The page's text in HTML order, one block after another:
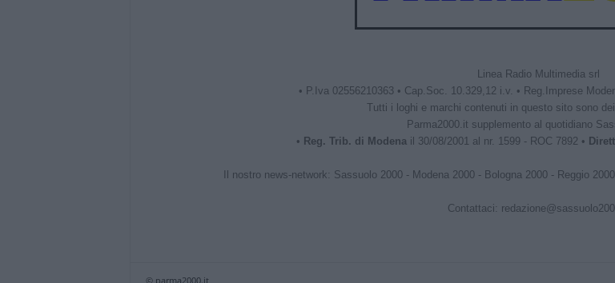
Linea Radio Multimedia srl
• P.Iva 02556210363 • Cap.Soc. 10.329,12 i.v. • Reg.Imprese
Tutti i loghi e marchi contenuti in questo sito sono
Parma2000.it supplemento al quotidiano
• Reg. Trib. di Modenail 30/08/2001 al nr. 1599 - ROC 7892 •
Il nostro news-network: Sassuolo 2000 - Modena 2000 - Bologna 2000 - Reggio 2000
Contattaci:
© parma2000.it